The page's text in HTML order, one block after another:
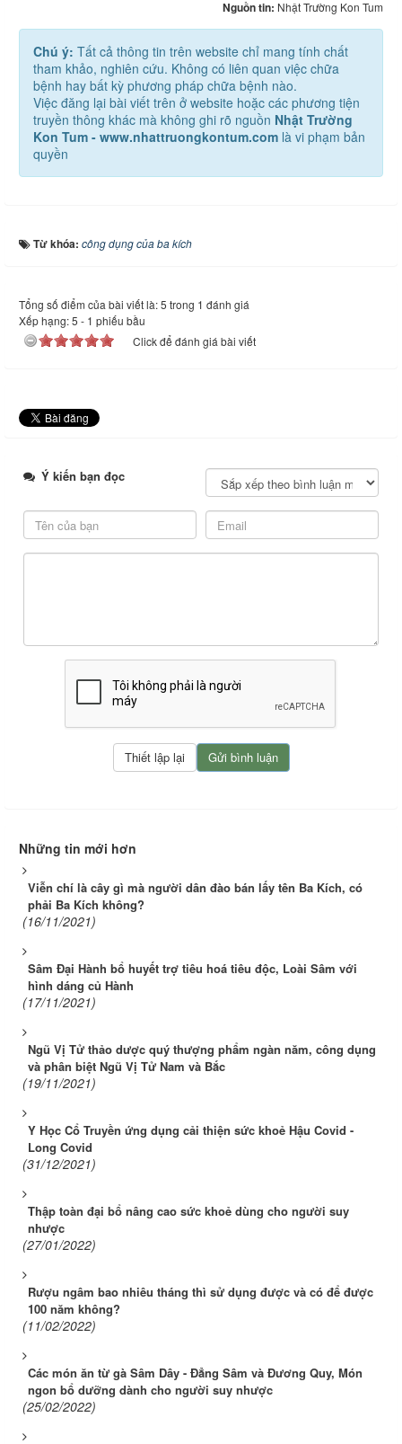
Nguồn tin: Nhật Trường Kon Tum
Chú ý: Tất cả thông tin trên website chỉ mang tính chất
tham khảo, nghiên cứu. Không có liên quan việc chữa
bệnh hay bất kỳ phương pháp chữa bệnh nào.
Việc đăng lại bài viết trên ở website hoặc các phương tiện
truyền thông khác mà không ghi rõ nguồn Nhật Trường
Kon Tum - www.nhattruongkontum.com là vi phạm bản
quyền
Từ khóa: công dụng của ba kích
Tổng số điểm của bài viết là: 5 trong 1 đánh giá
Xếp hạng:5 - 1 phiếu bầu
Click để đánh giá bài viết
Ý kiến bạn đọc
Những tin mới hơn
Viễn chí là cây gì mà người dân đào bán lấy tên Ba Kích, có
phải Ba Kích không?
(16/11/2021)
Sâm Đại Hành bổ huyết trợ tiêu hoá tiêu độc, Loài Sâm với
hình dáng củ Hành
(17/11/2021)
Ngũ Vị Tử thảo dược quý thượng phẩm ngàn năm, công dụng
và phân biệt Ngũ Vị Tử Nam và Bắc
(19/11/2021)
Y Học Cổ Truyền ứng dụng cải thiện sức khoẻ Hậu Covid -
Long Covid
(31/12/2021)
Thập toàn đại bổ nâng cao sức khoẻ dùng cho người suy
nhược
(27/01/2022)
Rượu ngâm bao nhiêu tháng thì sử dụng được và có để được
100 năm không?
(11/02/2022)
Các món ăn từ gà Sâm Dây - Đẳng Sâm và Đương Quy, Món
ngon bổ dưỡng dành cho người suy nhược
(25/02/2022)